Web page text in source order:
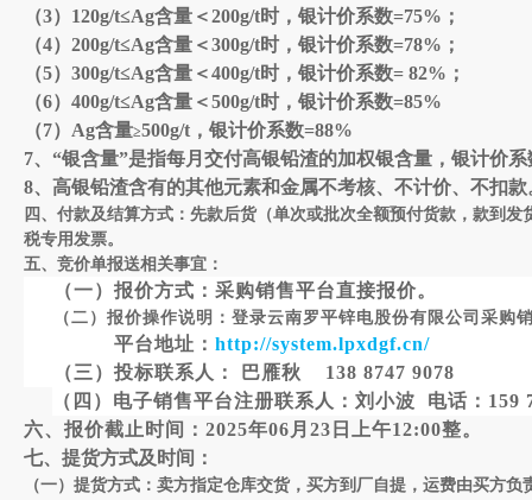
（3） 120g/t≤Ag含量 ＜200g/t时，银计价系数=75% ；
（4） 200g/t≤Ag含量 ＜300g/t时，银计价系数=78% ；
（5） 300g/t≤Ag含量 ＜400g/t时，银计价系数= 82% ；
（6） 400g/t≤Ag含量 ＜500g/t时，银计价系数=85%
（7） Ag含量≥500g/t ，银计价系数=88%
7、 “银含量”是指每月交付高银铅渣的加权银含量，银计价系
8、 高银铅渣含有的其他元素和金属不考核、不计价、不扣款
四 、付款及结算方式： 先款后货（单次或批次全额预付货款，款到
税专用发票。
五、竞价单报送相关事宜：
（一）报价方式：采购销售平台直接报价。
（二）报价操作说明：登录云南罗平锌电股份有限公司采
平台地址： http://system.lpxdgf.cn/
（三）投标联系人： 巴雁秋
138 8747 9078
（四）电子销售平台注册联系人：刘小波
电话： 159
六、报价截止时间： 2025年06 月 23 日 上午12:00整。
七、提货方式及时间 ：
（一）提货方式： 卖方指定仓库交货， 买方到厂自提，运费由买方负